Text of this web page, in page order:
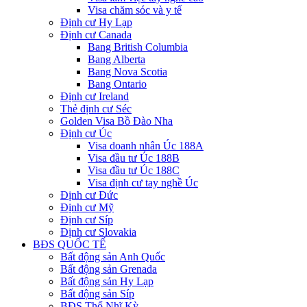
Visa chăm sóc và y tế
Định cư Hy Lạp
Định cư Canada
Bang British Columbia
Bang Alberta
Bang Nova Scotia
Bang Ontario
Định cư Ireland
Thẻ định cư Séc
Golden Visa Bồ Đào Nha
Định cư Úc
Visa doanh nhân Úc 188A
Visa đầu tư Úc 188B
Visa đầu tư Úc 188C
Visa định cư tay nghề Úc
Định cư Đức
Định cư Mỹ
Định cư Síp
Định cư Slovakia
BĐS QUỐC TẾ
Bất động sản Anh Quốc
Bất động sản Grenada
Bất động sản Hy Lạp
Bất động sản Síp